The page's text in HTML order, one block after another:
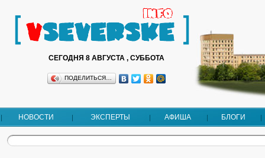
СЕГОДНЯ 8 АВГУСТА , СУББОТА
ПОДЕЛИТЬСЯ…
НОВОСТИ ЭКСПЕРТЫ АФИША БЛОГИ